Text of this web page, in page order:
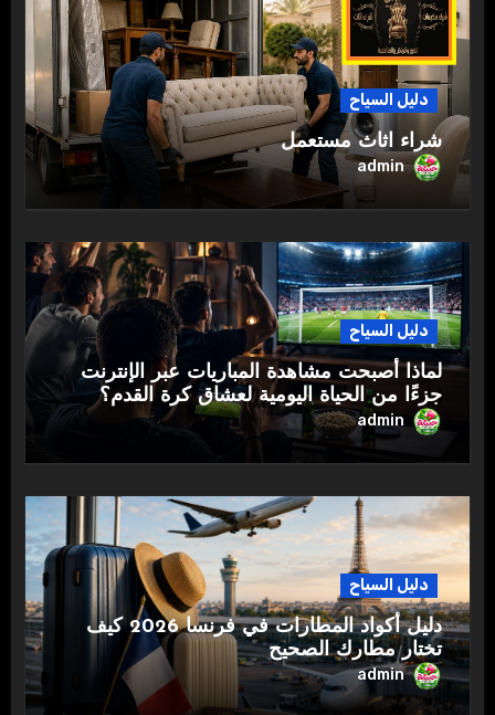
دليل السياح
شراء اثاث مستعمل
admin
دليل السياح
لماذا أصبحت مشاهدة المباريات عبر الإنترنت
جزءًا من الحياة اليومية لعشاق كرة القدم؟
admin
دليل السياح
دليل أكواد المطارات في فرنسا 2026 كيف
تختار مطارك الصحيح
admin